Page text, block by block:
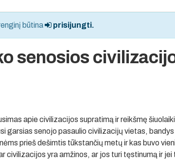
būtina prisijungti.
senosios
apie civilizacijos supratimą ir reikšmę
garsias senojo pasaulio civilizacijų vietas,
prieš dešimtis tūkstančių metų ir kas buvo
civilizacijos yra amžinos, ar jos turi tęstinumą ir jei